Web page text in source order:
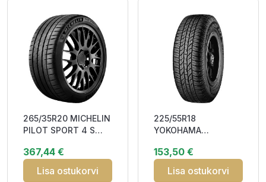
265/35R20 MICHELIN
PILOT SPORT 4 S
DBB71
367,44 €
Lisa ostukorvi
225/55R18
YOKOHAMA
G015 98H RPB ECB72
3PMSF M+S
153,50 €
Lisa ostukorvi